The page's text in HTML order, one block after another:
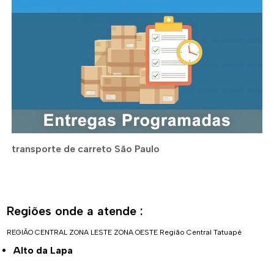
transporte de carreto São Paulo
Regiões onde a atende :
REGIÃO CENTRAL ZONA LESTE ZONA OESTE Região Central Tatuapé
Alto da Lapa